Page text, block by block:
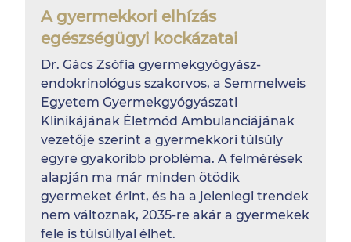
A gyermekkori elhízás
egészségügyi kockázatai
Dr. Gács Zsófia gyermekgyógyász-
endokrinológus szakorvos, a Semmelweis
Egyetem Gyermekgyógyászati
Klinikájának Életmód Ambulanciájának
vezetője szerint a gyermekkori túlsúly
egyre gyakoribb probléma. A felmérések
alapján ma már minden ötödik
gyermeket érint, és ha a jelenlegi trendek
nem változnak, 2035-re akár a gyermekek
fele is túlsúllyal élhet.